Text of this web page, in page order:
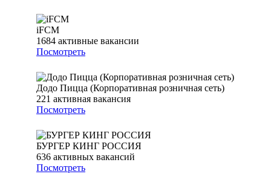
iFCM
1684 активные вакансии
Посмотреть
Додо Пицца (Корпоративная розничная сеть)
221 активная вакансия
Посмотреть
БУРГЕР КИНГ РОССИЯ
636 активных вакансий
Посмотреть